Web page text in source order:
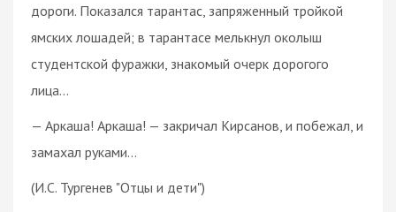
дороги. Показался тарантас, запряженный тройкой
ямских лошадей; в тарантасе мелькнул околыш
студентской фуражки, знакомый очерк дорогого
лица...
— Аркаша! Аркаша! — закричал Кирсанов, и побежал, и
замахал руками...
(И.С. Тургенев "Отцы и дети")